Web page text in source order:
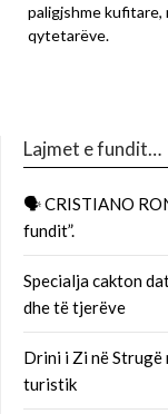
paligjshme
qytetarëve.
Lajmet e fundit…
🗣 CRISTIANO
fundit”.
Specialja cakton
dhe të tjerëve
Drini i Zi në Strugë
turistik